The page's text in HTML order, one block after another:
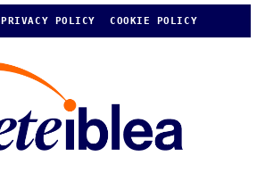
PRIVACY POLICY COOKIE POLICY